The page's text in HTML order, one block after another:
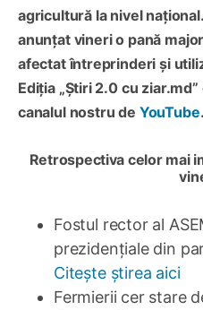
agricultură la nivel
anunțat vineri o pană
afectat întreprinderi și
Ediția „Știri 2.0 cu
canalul nostru de YouTube.
Retrospectiva celor mai
Fostul rector al
prezidențiale din
Citește știrea aici
Fermierii cer stare